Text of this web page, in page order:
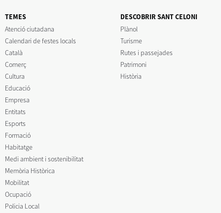
TEMES
Atenció ciutadana
Calendari de festes locals
Català
Comerç
Cultura
Educació
Empresa
Entitats
Esports
Formació
Habitatge
Medi ambient i sostenibilitat
Memòria Històrica
Mobilitat
Ocupació
Policia Local
DESCOBRIR SANT CELONI
Plànol
Turisme
Rutes i passejades
Patrimoni
Història